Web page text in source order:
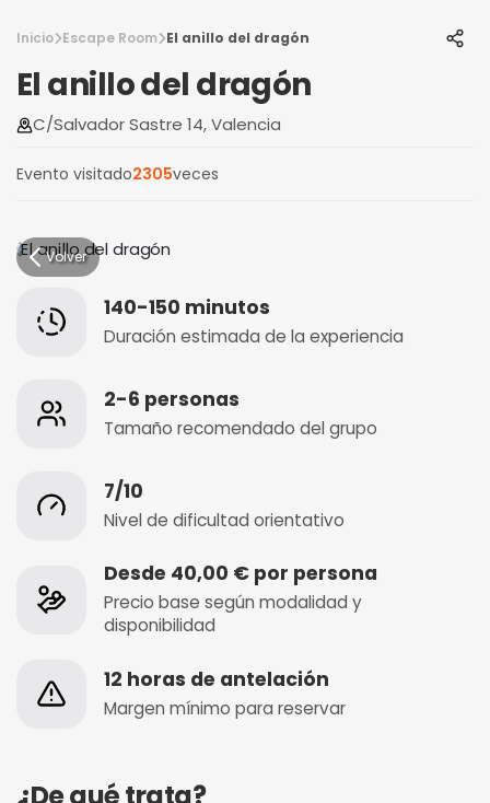
Inicio Escape Room El anillo del dragón
El anillo del dragón
C/Salvador Sastre 14, Valencia
Evento visitado2305veces
Volver
140-150 minutos
Duración estimada de la experiencia
2-6 personas
Tamaño recomendado del grupo
7/10
Nivel de dificultad orientativo
Desde 40,00 € por persona
Precio base según modalidad y
disponibilidad
12 horas de antelación
Margen mínimo para reservar